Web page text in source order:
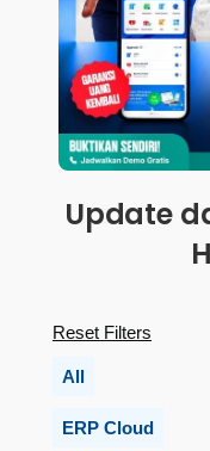
Update
All
ERP Cloud
Reset Filters